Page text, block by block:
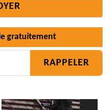
gratuitement